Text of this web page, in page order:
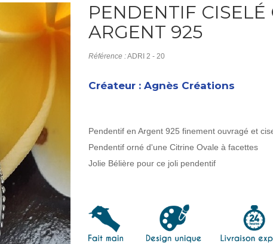
PENDENTIF
ARGENT 925
Référence :ADRI 2 - 20
Créateur : Agnès Créations
Pendentif en Argent 925 finement ouvragé et
Pendentif orné d'une Citrine Ovale à facettes
Jolie Bélière pour ce joli pendentif